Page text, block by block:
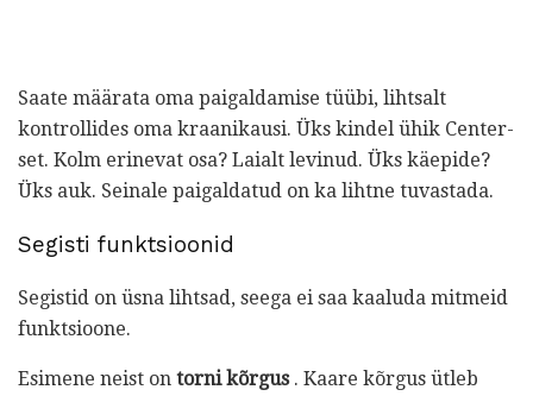
Saate määrata oma paigaldamise tüübi, lihtsalt
kontrollides oma kraanikausi. Üks kindel ühik Center-
set. Kolm erinevat osa? Laialt levinud. Üks käepide?
Üks auk. Seinale paigaldatud on ka lihtne tuvastada.
Segisti funktsioonid
Segistid on üsna lihtsad, seega ei saa kaaluda mitmeid
funktsioone.
Esimene neist on torni kõrgus. Kaare kõrgus ütleb